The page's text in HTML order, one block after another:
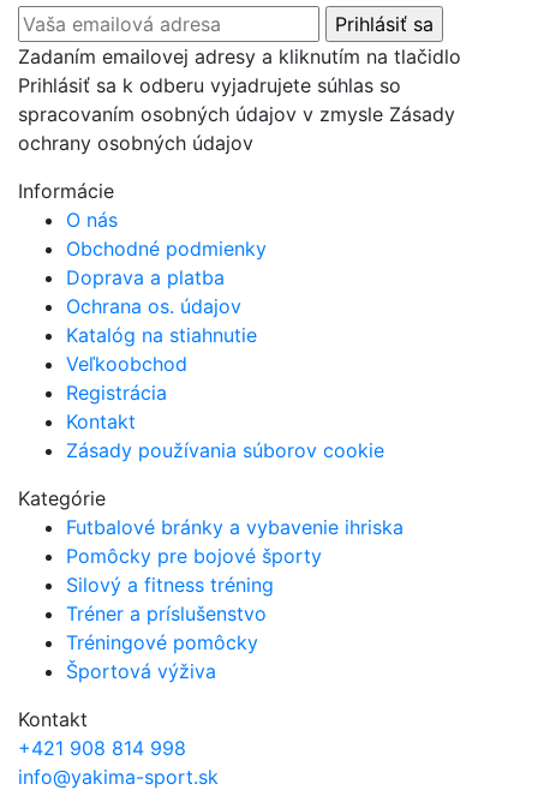
Zadaním emailovej adresy a kliknutím na tlačidlo
Prihlásiť sa k odberu vyjadrujete súhlas so
spracovaním osobných údajov v zmysle Zásady
ochrany osobných údajov
Informácie
O nás
Obchodné podmienky
Doprava a platba
Ochrana os. údajov
Katalóg na stiahnutie
Veľkoobchod
Registrácia
Kontakt
Zásady používania súborov cookie
Kategórie
Futbalové bránky a vybavenie ihriska
Pomôcky pre bojové športy
Silový a fitness tréning
Tréner a príslušenstvo
Tréningové pomôcky
Športová výživa
Kontakt
+421 908 814 998
info@yakima-sport.sk